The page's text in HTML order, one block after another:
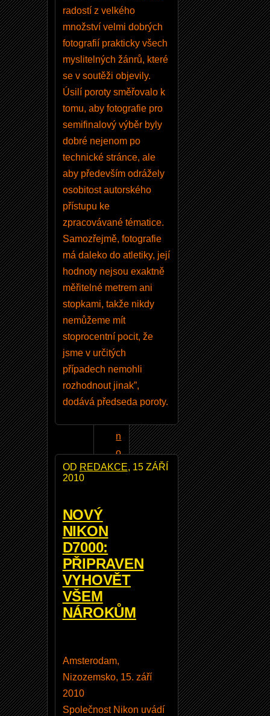
radostí z velkého
množství velmi dobrých
fotografií prakticky všech
myslitelných žánrů, které
se v soutěži objevily.
Úsilí poroty směřovalo k
tomu, aby fotografie pro
semifinalový výběr byly
dobré nejenom po
technické stránce, ale
aby především odrážely
osobitost autorského
přístupu ke
zpracovávané tématice.
Samozřejmě, fotografie
má daleko do atletiky, její
hodnoty nejsou exaktně
měřitelné metrem ani
stopkami, takže nikdy
nemůžeme mít
stoprocentní pocit, že
jsme v určitých
případech nemohli
rozhodnout jinak”,
dodává předseda poroty.
OD REDAKCE, 15 ZÁŘÍ
2010
NOVÝ
NIKON
D7000:
PŘIPRAVEN
VYHOVĚT
VŠEM
NÁROKŮM
Amsterodam,
Nizozemsko, 15. září
2010
Společnost Nikon uvádí
jmén
o
Hesl
o
V
y
t
o
ři
t
n
o
v
ý
ú
č
e
t
O
n
o
v
š
e
o
s
l